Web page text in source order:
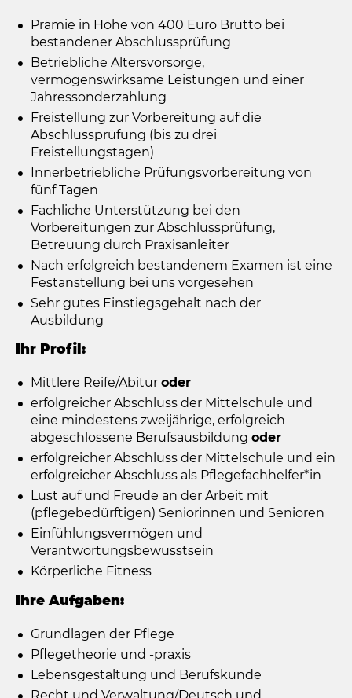
Prämie in Höhe von 400 Euro Brutto bei
bestandener Abschlussprüfung
Betriebliche Altersvorsorge,
vermögenswirksame Leistungen und einer
Jahressonderzahlung
Freistellung zur Vorbereitung auf die
Abschlussprüfung (bis zu drei
Freistellungstagen)
Innerbetriebliche Prüfungsvorbereitung von
fünf Tagen
Fachliche Unterstützung bei den
Vorbereitungen zur Abschlussprüfung,
Betreuung durch Praxisanleiter
Nach erfolgreich bestandenem Examen ist eine
Festanstellung bei uns vorgesehen
Sehr gutes Einstiegsgehalt nach der
Ausbildung
Ihr Profil:
Mittlere Reife/Abituroder
erfolgreicher Abschluss der Mittelschule und
eine mindestens zweijährige, erfolgreich
abgeschlossene Berufsausbildungoder
erfolgreicher Abschluss der Mittelschule und ein
erfolgreicher Abschluss als Pflegefachhelfer*in
Lust auf und Freude an der Arbeit mit
(pflegebedürftigen) Seniorinnen und Senioren
Einfühlungsvermögen und
Verantwortungsbewusstsein
Körperliche Fitness
Ihre Aufgaben:
Grundlagen der Pflege
Pflegetheorie und -praxis
Lebensgestaltung und Berufskunde